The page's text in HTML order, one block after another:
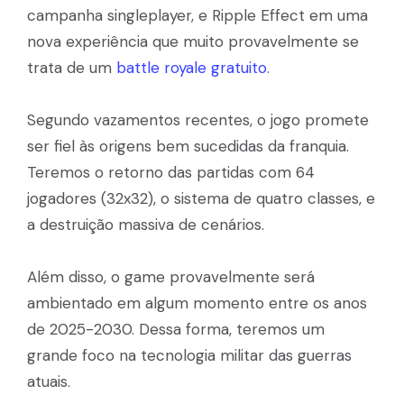
campanha singleplayer, e Ripple Effect em uma
nova experiência que muito provavelmente se
trata de um battle royale gratuito.
Segundo vazamentos recentes, o jogo promete
ser fiel às origens bem sucedidas da franquia.
Teremos o retorno das partidas com 64
jogadores (32x32), o sistema de quatro classes, e
a destruição massiva de cenários.
Além disso, o game provavelmente será
ambientado em algum momento entre os anos
de 2025-2030. Dessa forma, teremos um
grande foco na tecnologia militar das guerras
atuais.